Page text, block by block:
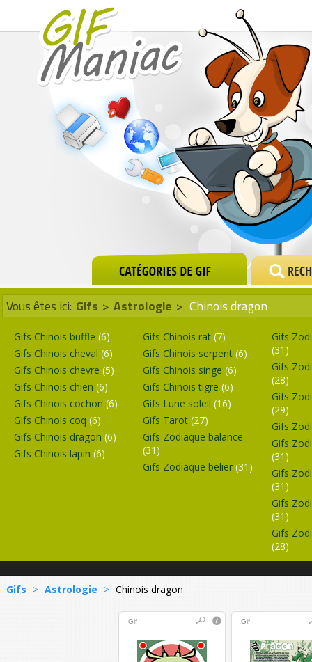
Vous êtes ici: Gifs > Astrologie > Chinois dragon
Gifs Chinois buffle (6)
Gifs Chinois cheval (6)
Gifs Chinois chevre (5)
Gifs Chinois chien (6)
Gifs Chinois cochon (6)
Gifs Chinois coq (6)
Gifs Chinois dragon (6)
Gifs Chinois lapin (6)
Gifs Chinois rat (7)
Gifs Chinois serpent (6)
Gifs Chinois singe (6)
Gifs Chinois tigre (6)
Gifs Lune soleil (16)
Gifs Tarot (27)
Gifs Zodiaque balance
(31)
Gifs Zodiaque belier (31)
Gifs
(31)
Gifs
(28)
Gifs
(29)
Gifs
Gifs
(31)
Gifs
(31)
Gifs
(31)
Gifs
(28)
Gifs > Astrologie > Chinois dragon
Gif Gif